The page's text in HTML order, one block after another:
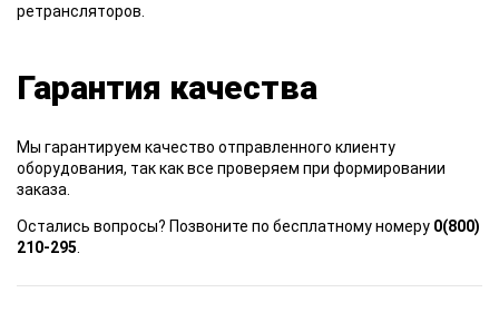
ретрансляторов.
Гарантия качества
Мы гарантируем качество отправленного клиенту
оборудования, так как все проверяем при формировании
заказа.
Остались вопросы? Позвоните по бесплатному номеру 0(800)
210-295